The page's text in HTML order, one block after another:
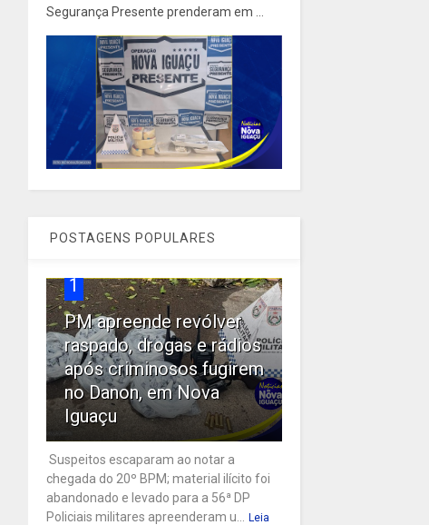
Segurança Presente prenderam em ...
POSTAGENS POPULARES
1
PM apreende revólver
raspado, drogas e rádios
após criminosos fugirem
no Danon, em Nova
Iguaçu
Suspeitos escaparam ao notar a
chegada do 20º BPM; material ilícito foi
abandonado e levado para a 56ª DP
Policiais militares apreenderam u...
Leia